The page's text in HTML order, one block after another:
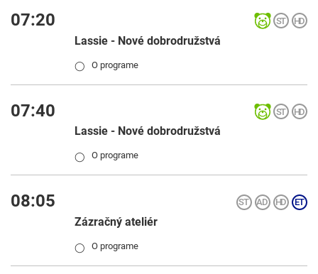
07:20
Lassie - Nové dobrodružstvá
◯ O programe
07:40
Lassie - Nové dobrodružstvá
◯ O programe
08:05
Zázračný ateliér
◯ O programe